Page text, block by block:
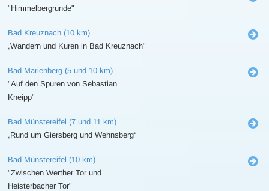
"Himmelbergrunde"
Bad Kreuznach (10 km)
„Wandern und Kuren in Bad Kreuznach"
Bad Marienberg (5 und 10 km)
"Auf den Spuren von Sebastian
Kneipp"
Bad Münstereifel (7 und 11 km)
„Rund um Giersberg und Wehnsberg“
Bad Münstereifel (10 km)
"Zwischen Werther Tor und
Heisterbacher Tor"